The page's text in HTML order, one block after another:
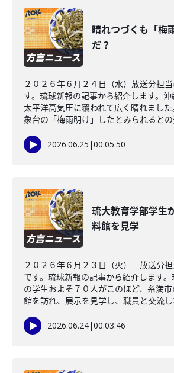
晴れつづくも「梅
だ？
２０２６年６月２４日（水）放送分担
す。琉球新報の記事から紹介します。沖
太平洋高気圧に覆われて広く晴れまし
象台の「梅雨明け」したとみられるとの
2026.06.25 |00:05:50
琉大教育学部学生
料館を見学
２０２６年６月２３日（火） 放送分
です。琉球新報の記事から紹介します
の学生およそ７０人がこのほど、糸満
館を訪れ、展示を見学し、職員と交流し
2026.06.24|00:03:46